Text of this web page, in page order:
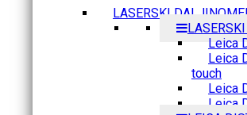
LASERSKI
Leica
Leica
touch
Leica
Leica